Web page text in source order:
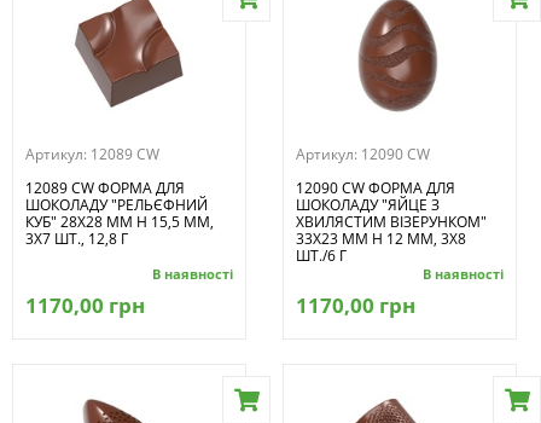
Артикул: 12089 CW
12089 CW ФОРМА ДЛЯ
ШОКОЛАДУ "РЕЛЬЄФНИЙ
КУБ" 28X28 ММ H 15,5 ММ,
3Х7 ШТ., 12,8 Г
В наявності
1170,00 грн
Артикул: 12090 CW
12090 CW ФОРМА ДЛЯ
ШОКОЛАДУ "ЯЙЦЕ З
ХВИЛЯСТИМ ВІЗЕРУНКОМ"
33Х23 ММ H 12 ММ, 3Х8
ШТ./6 Г
В наявності
1170,00 грн